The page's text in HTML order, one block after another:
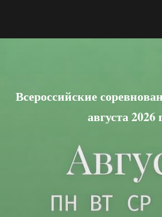
Всероссийские
августа 2026